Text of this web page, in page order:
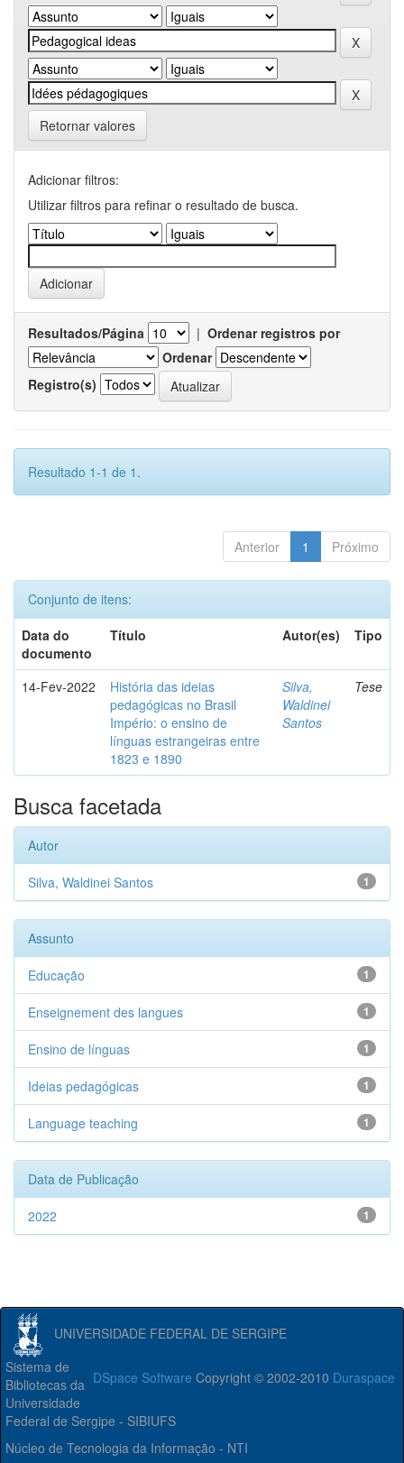
Retornar valores
Adicionar filtros:
Utilizar filtros para refinar o resultado de busca.
Resultados/Página | Ordenar registros por
Ordenar
Registro(s)
Resultado 1-1 de 1.
Anterior 1 Próximo
Conjunto de itens:
Data do
documento
Título Autor(es) Tipo
14-Fev-2022
História das ideias
pedagógicas no Brasil
Império: o ensino de
línguas estrangeiras entre
1823 e 1890
Silva,
Waldinei
Santos
Tese
Busca facetada
Autor
1
Silva, Waldinei Santos
Assunto
1
Educação
1
Enseignement des langues
1
Ensino de línguas
1
Ideias pedagógicas
1
Language teaching
Data de Publicação
1
2022
UNIVERSIDADE FEDERAL DE SERGIPE
DSpace Software Copyright © 2002-2010 Duraspace
Sistema de
Bibliotecas da
Universidade
Federal de Sergipe - SIBIUFS
Núcleo de Tecnologia da Informação - NTI